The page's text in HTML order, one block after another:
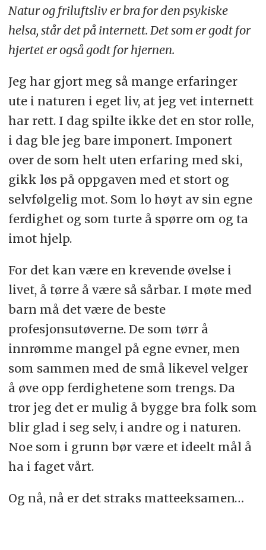
Natur og friluftsliv er bra for den psykiske
helsa, står det på internett. Det som er godt for
hjertet er også godt for hjernen.
Jeg har gjort meg så mange erfaringer
ute i naturen i eget liv, at jeg vet internett
har rett. I dag spilte ikke det en stor rolle,
i dag ble jeg bare imponert. Imponert
over de som helt uten erfaring med ski,
gikk løs på oppgaven med et stort og
selvfølgelig mot. Som lo høyt av sin egne
ferdighet og som turte å spørre om og ta
imot hjelp.
For det kan være en krevende øvelse i
livet, å tørre å være så sårbar. I møte med
barn må det være de beste
profesjonsutøverne. De som tørr å
innrømme mangel på egne evner, men
som sammen med de små likevel velger
å øve opp ferdighetene som trengs. Da
tror jeg det er mulig å bygge bra folk som
blir glad i seg selv, i andre og i naturen.
Noe som i grunn bør være et ideelt mål å
ha i faget vårt.
Og nå, nå er det straks matteeksamen…